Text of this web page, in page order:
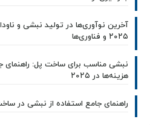
آخرین نوآوری‌ها در تولید نبشی و
۲۰۲۵ و فناوری‌ها
نبشی مناسب برای ساخت پل: راهنمای
هزینه‌ها در ۲۰۲۵
راهنمای جامع استفاده از نبشی در